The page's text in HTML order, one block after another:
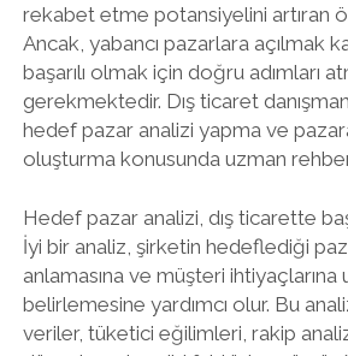
rekabet etme potansiyelini artıran
Ancak, yabancı pazarlara açılmak
başarılı olmak için doğru adımları
gerekmektedir. Dış ticaret
hedef pazar analizi yapma ve
oluşturma konusunda uzman
Hedef pazar analizi, dış ticarette
İyi bir analiz, şirketin hedeflediği
anlamasına ve müşteri
belirlemesine yardımcı olur. Bu
veriler, tüketici eğilimleri, rakip